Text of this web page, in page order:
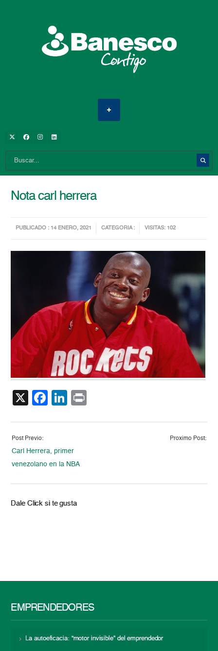
Nota carl herrera
PUBLICADO : 14 ENERO, 2021 CATEGORIA : VISITAS: 102
X Facebook
LinkedIn
Post Previo:
Carl Herrera, primer
venezolano en la NBA
Proximo Post:
Dale Click si te gusta
EMPRENDEDORES
La autoeficacia: “motor invisible” del emprendedor